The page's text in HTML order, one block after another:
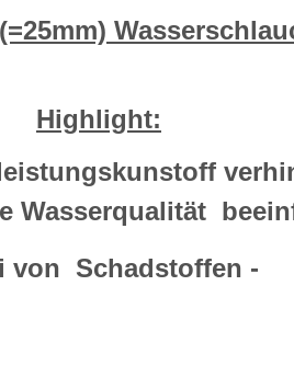
Highlight:
Wasserqualität
von Schadstoffen -